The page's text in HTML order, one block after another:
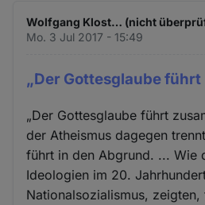
Wolfgang Klost… (nicht
Mo. 3 Jul 2017 - 15:49
„Der Gottesglaube führt
„Der Gottesglaube führt
der Atheismus dagegen
führt in den Abgrund. ... Wie
Ideologien im 20.
Nationalsozialismus,